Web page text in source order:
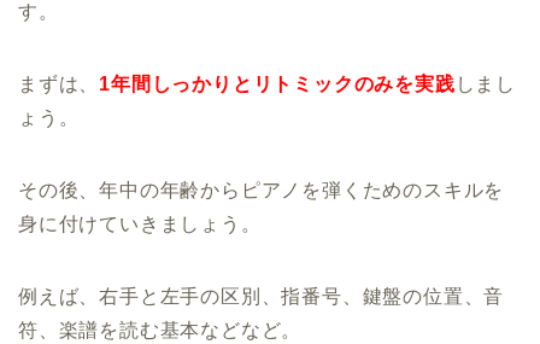
す。
まずは、 1年間しっかりとリトミックのみを実践 しまし
ょう。
その後、年中の年齢からピアノを弾くためのスキルを
身に付けていきましょう。
例えば、右手と左手の区別、指番号、鍵盤の位置、音
符、楽譜を読む基本などなど。